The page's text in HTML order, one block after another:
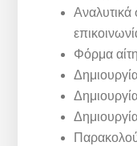
Αναλυτικά
Φόρμα